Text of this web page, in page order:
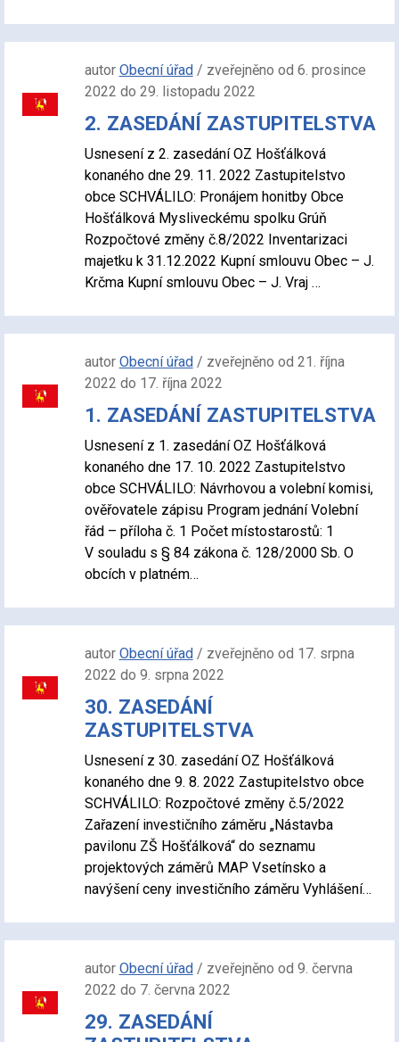
autor Obecní úřad/ zveřejněno od 6. prosince
2022 do 29. listopadu 2022
2. ZASEDÁNÍ ZASTUPITELSTVA
Usnesení z 2. zasedání OZ Hošťálková
konaného dne 29. 11. 2022 Zastupitelstvo
obce SCHVÁLILO: Pronájem honitby Obce
Hošťálková Mysliveckému spolku Grúň
Rozpočtové změny č.8/2022 Inventarizaci
majetku k 31.12.2022 Kupní smlouvu Obec – J.
Krčma Kupní smlouvu Obec – J. Vraj …
autor Obecní úřad/ zveřejněno od 21. října
2022 do 17. října 2022
1. ZASEDÁNÍ ZASTUPITELSTVA
Usnesení z 1. zasedání OZ Hošťálková
konaného dne 17. 10. 2022 Zastupitelstvo
obce SCHVÁLILO: Návrhovou a volební komisi,
ověřovatele zápisu Program jednání Volební
řád – příloha č. 1 Počet místostarostů: 1
V souladu s § 84 zákona č. 128/2000 Sb. O
obcích v platném…
autor Obecní úřad/ zveřejněno od 17. srpna
2022 do 9. srpna 2022
30. ZASEDÁNÍ
ZASTUPITELSTVA
Usnesení z 30. zasedání OZ Hošťálková
konaného dne 9. 8. 2022 Zastupitelstvo obce
SCHVÁLILO: Rozpočtové změny č.5/2022
Zařazení investičního záměru „Nástavba
pavilonu ZŠ Hošťálková“ do seznamu
projektových záměrů MAP Vsetínsko a
navýšení ceny investičního záměru Vyhlášení…
autor Obecní úřad/ zveřejněno od 9. června
2022 do 7. června 2022
29. ZASEDÁNÍ